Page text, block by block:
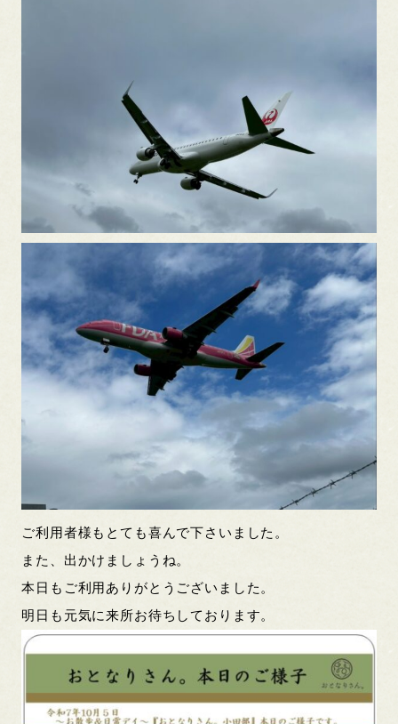
ご利用者様もとても喜んで下さいました。
また、出かけましょうね。
本日もご利用ありがとうございました。
明日も元気に来所お待ちしております。